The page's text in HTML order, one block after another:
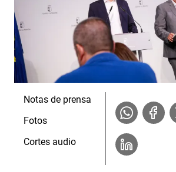
Notas de prensa
Fotos
Cortes audio